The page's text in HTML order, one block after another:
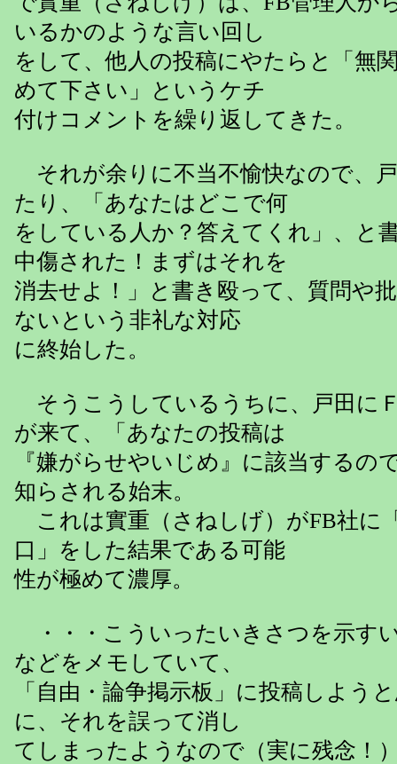
いるかのような言い回し
をして、他人の投稿にやたらと「無
めて下さい」というケチ
付けコメントを繰り返してきた。
それが余りに不当不愉快なので、
たり、「あなたはどこで何
をしている人か？答えてくれ」、と
中傷された！まずはそれを
消去せよ！」と書き殴って、質問や
ないという非礼な対応
に終始した。
そうこうしているうちに、戸田に
が来て、「あなたの投稿は
『嫌がらせやいじめ』に該当するの
知らされる始末。
これは實重（さねしげ）がFB社に
口」をした結果である可能
性が極めて濃厚。
・・・こういったいきさつを示す
などをメモしていて、
「自由・論争掲示板」に投稿しよう
に、それを誤って消し
てしまったようなので（実に残念！